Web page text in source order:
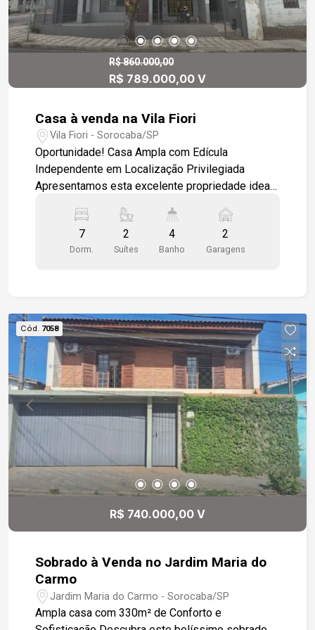
buscam valorização e alta rentabilidade Um
terreno versátil, bem posicionado e pronto para
receber o seu projeto. Não perca essa
oportunidade de investir em uma das melhores
regiões da cidade.
R$ 860.000,00
R$ 789.000,00 V
Casa à venda na Vila Fiori
Vila Fiori - Sorocaba/SP
Oportunidade! Casa Ampla com Edícula
Independente em Localização Privilegiada
Apresentamos esta excelente propriedade ideal
em bairro tranquilo e bem servido por transporte
público. Casa Principal: - 5 dormitórios, sendo 2
suítes, todos com ótimo espaço. - Sala ampla no
banheiro social. - Área gourmet com
churrasqueira e banheiro adicional. - Garagem
coberta para 1 carro com portão eletrônico. - Canil
e corredor lateral com acesso direto à área
gourmet. Casa dos Fundos (Edícula): - Totalmente
independente, com relógios de energia e água
separados. - 2 quartos, sala, cozinha com
gabinete sob a pia, banheiro e tanque externo. -
Garagem para 1 carro. - Toda em piso cerâmico,
garantindo praticidade e fácil manutenção.
Destaques da Localização: - Bairro tranquilo e
valorizado. - Excelente infraestrutura de
transporte com ônibus circular.
7
Dorm.
2
Suítes
4
Banho
2
Garagens
Cód. 7058
R$ 740.000,00 V
Sobrado à Venda no Jardim Maria do
Carmo
Jardim Maria do Carmo - Sorocaba/SP
Ampla casa com 330m² de Conforto e